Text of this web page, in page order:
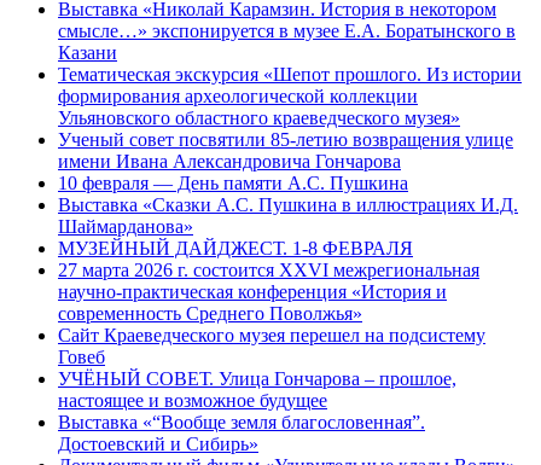
Выставка «Николай Карамзин. История в некотором
смысле…» экспонируется в музее Е.А. Боратынского в
Казани
Тематическая экскурсия «Шепот прошлого. Из истории
формирования археологической коллекции
Ульяновского областного краеведческого музея»
Ученый совет посвятили 85-летию возвращения улице
имени Ивана Александровича Гончарова
10 февраля — День памяти А.С. Пушкина
Выставка «Сказки А.С. Пушкина в иллюстрациях И.Д.
Шаймарданова»
МУЗЕЙНЫЙ ДАЙДЖЕСТ. 1-8 ФЕВРАЛЯ
27 марта 2026 г. состоится XXVI межрегиональная
научно-практическая конференция «История и
современность Среднего Поволжья»
Сайт Краеведческого музея перешел на подсистему
Говеб
УЧЁНЫЙ СОВЕТ. Улица Гончарова – прошлое,
настоящее и возможное будущее
Выставка «“Вообще земля благословенная”.
Достоевский и Сибирь»